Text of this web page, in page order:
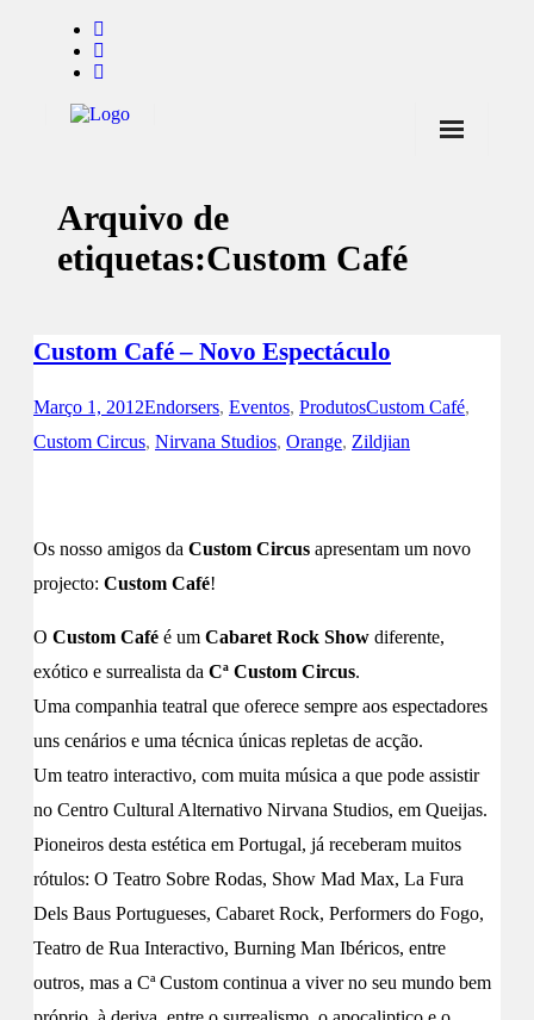
Notícias
Marcas
Pontos de Venda
Promoções
Contactos
Arquivo de
etiquetas:Custom Café
Custom Café – Novo Espectáculo
Março 1, 2012Endorsers, Eventos, ProdutosCustom Café,
Custom Circus, Nirvana Studios, Orange, Zildjian
Os nosso amigos da Custom Circus apresentam um novo
projecto: Custom Café!
O Custom Café é um Cabaret Rock Show diferente,
exótico e surrealista da Cª Custom Circus.
Uma companhia teatral que oferece sempre aos espectadores
uns cenários e uma técnica únicas repletas de acção.
Um teatro interactivo, com muita música a que pode assistir
no Centro Cultural Alternativo Nirvana Studios, em Queijas.
Pioneiros desta estética em Portugal, já receberam muitos
rótulos: O Teatro Sobre Rodas, Show Mad Max, La Fura
Dels Baus Portugueses, Cabaret Rock, Performers do Fogo,
Teatro de Rua Interactivo, Burning Man Ibéricos, entre
outros, mas a Cª Custom continua a viver no seu mundo bem